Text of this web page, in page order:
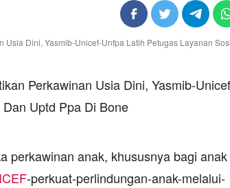
perkawinan anak, khususnya bagi anak
-perkuat-perlindungan-anak-melalui-